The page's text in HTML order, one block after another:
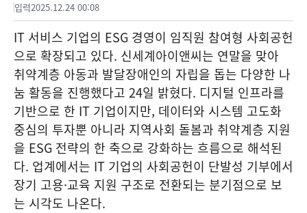
입력2025.12.24 00:08
IT 서비스 기업의 ESG 경영이 임직원 참여형 사회공헌
으로 확장되고 있다. 신세계아이앤씨는 연말을 맞아
취약계층 아동과 발달장애인의 자립을 돕는 다양한 나
눔 활동을 진행했다고 24일 밝혔다. 디지털 인프라를
기반으로 한 IT 기업이지만, 데이터와 시스템 고도화
중심의 투자뿐 아니라 지역사회 돌봄과 취약계층 지원
을 ESG 전략의 한 축으로 강화하는 흐름으로 해석된
다. 업계에서는 IT 기업의 사회공헌이 단발성 기부에서
장기 고용·교육 지원 구조로 전환되는 분기점으로 보
는 시각도 나온다.